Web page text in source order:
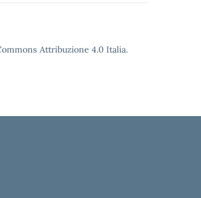
Attribuzione 4.0 Italia.